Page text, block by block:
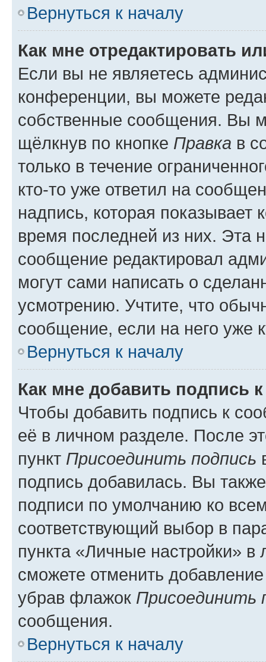
Вернуться к началу
Как мне отредактировать
Если вы не являетесь
конференции, вы можете
собственные сообщения. Вы
щёлкнув по кнопке Правка в
только в течение
кто-то уже ответил на
надпись, которая показывает
время последней из них. Эта
сообщение редактировал
могут сами написать о
усмотрению. Учтите, что
сообщение, если на него уже
Вернуться к началу
Как мне добавить подпись
Чтобы добавить подпись к
её в личном разделе. После
пункт Присоединить подпись
подпись добавилась. Вы
подписи по умолчанию ко
соответствующий выбор в
пункта «Личные настройки»
сможете отменить
убрав флажок Присоединить
сообщения.
Вернуться к началу